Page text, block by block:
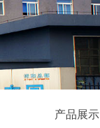
产品展示